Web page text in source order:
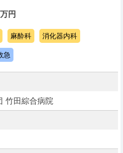
円
麻酔科 消化器内科
急
竹田綜合病院